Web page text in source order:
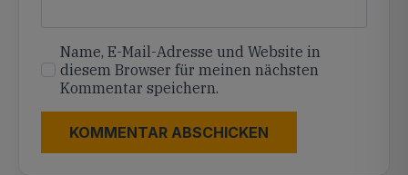
Name, E-Mail-Adresse und Website in
diesem Browser für meinen nächsten
Kommentar speichern.